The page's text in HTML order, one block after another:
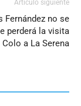
Artículo siguiente
Fernández no se
perderá la visita
a La Serena